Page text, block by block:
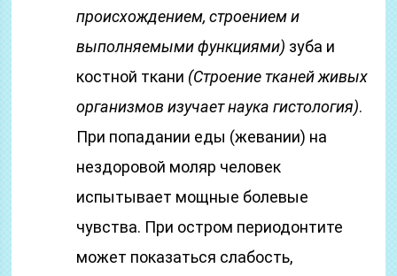
происхождением, строением и
выполняемыми функциями) зуба и
костной ткани (Строение тканей живых
организмов изучает наука гистология).
При попадании еды (жевании) на
нездоровой моляр человек
испытывает мощные болевые
чувства. При остром периодонтите
может показаться слабость,